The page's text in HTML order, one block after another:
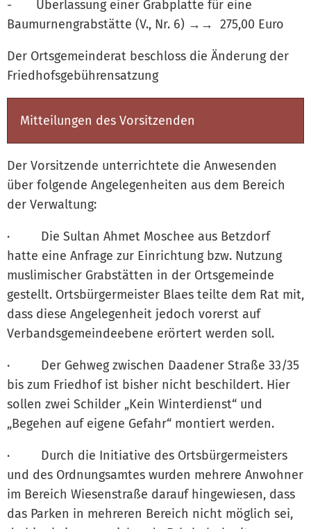
- Überlassung einer Grabplatte für eine
Baumurnengrabstätte (V., Nr. 6) →→ 275,00 Euro
Der Ortsgemeinderat beschloss die Änderung der
Friedhofsgebührensatzung
Mitteilungen des Vorsitzenden
Der Vorsitzende unterrichtete die Anwesenden
über folgende Angelegenheiten aus dem Bereich
der Verwaltung:
· Die Sultan Ahmet Moschee aus Betzdorf
hatte eine Anfrage zur Einrichtung bzw. Nutzung
muslimischer Grabstätten in der Ortsgemeinde
gestellt. Ortsbürgermeister Blaes teilte dem Rat mit,
dass diese Angelegenheit jedoch vorerst auf
Verbandsgemeindeebene erörtert werden soll.
· Der Gehweg zwischen Daadener Straße 33/35
bis zum Friedhof ist bisher nicht beschildert. Hier
sollen zwei Schilder „Kein Winterdienst“ und
„Begehen auf eigene Gefahr“ montiert werden.
· Durch die Initiative des Ortsbürgermeisters
und des Ordnungsamtes wurden mehrere Anwohner
im Bereich Wiesenstraße darauf hingewiesen, dass
das Parken in mehreren Bereich nicht möglich sei,